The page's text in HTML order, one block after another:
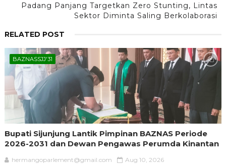
Padang Panjang Targetkan Zero Stunting, Lintas
Sektor Diminta Saling Berkolaborasi
RELATED POST
BAZNASSJJ'31
Bupati Sijunjung Lantik Pimpinan BAZNAS Periode
2026-2031 dan Dewan Pengawas Perumda Kinantan
hermangoparlement@gmail.com Aug 10, 2026